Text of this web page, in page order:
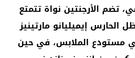
تضم الأرجنتين نواة تتمتع
الحارس إيميليانو مارتينيز
في مستودع الملابس، في حين